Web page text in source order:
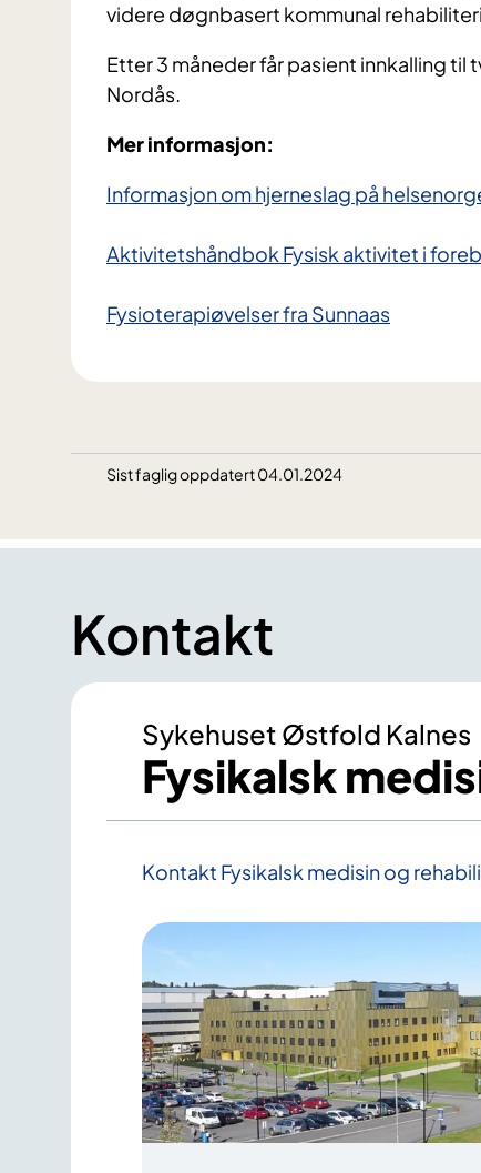
videre døgnbasert kommunal
Etter 3 måneder får pasient innkalling
Nordås.
Mer informasjon:
Informasjon om hjerneslag på
Aktivitetshåndbok Fysisk aktivitet i
Fysioterapiøvelser fra Sunnaas
Sist faglig oppdatert 04.01.2024
Kontakt
Sykehuset Østfold Kalnes
Fysikalsk
Kontakt Fysikalsk medisin og